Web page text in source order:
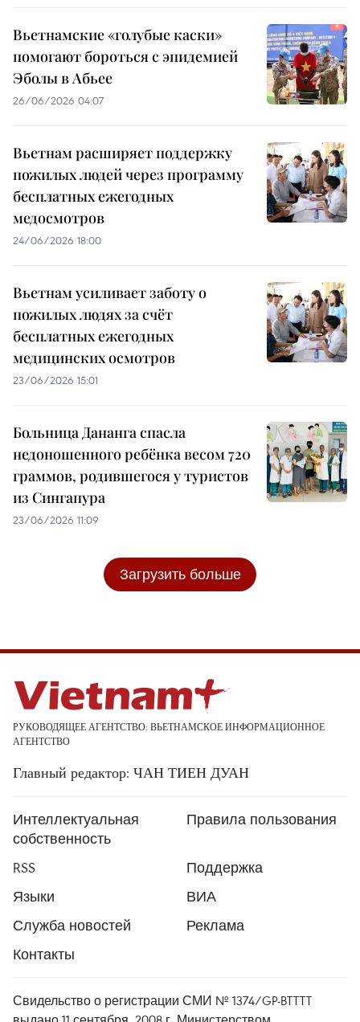
Вьетнамские «голубые каски»
помогают бороться с эпидемией
Эболы в Абьее
26/06/2026 04:07
Вьетнам расширяет поддержку
пожилых людей через программу
бесплатных ежегодных
медосмотров
24/06/2026 18:00
Вьетнам усиливает заботу о
пожилых людях за счёт
бесплатных ежегодных
медицинских осмотров
23/06/2026 15:01
Больница Дананга спасла
недоношенного ребёнка весом 720
граммов, родившегося у туристов
из Сингапура
23/06/2026 11:09
Загрузить больше
РУКОВОДЯЩЕЕ АГЕНТСТВО: ВЬЕТНАМСКОЕ ИНФОРМАЦИОННОЕ
АГЕНТСТВО
Главный редактор: ЧАН ТИЕН ДУАН
Интеллектуальная
собственность
Правила пользования
RSS
Поддержка
Языки
ВИА
Служба новостей
Реклама
Контакты
Свидельство о регистрации СМИ № 1374/GP-BTTTT